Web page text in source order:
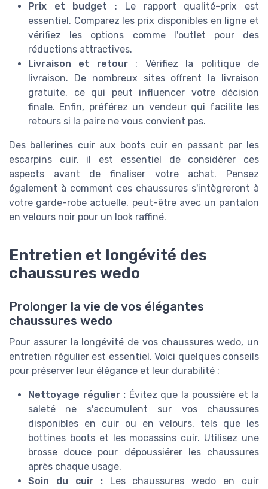
Prix et budget : Le rapport qualité-prix est
essentiel. Comparez les prix disponibles en ligne et
vérifiez les options comme l'outlet pour des
réductions attractives.
Livraison et retour: Vérifiez la politique de
livraison. De nombreux sites offrent la livraison
gratuite, ce qui peut influencer votre décision
finale. Enfin, préférez un vendeur qui facilite les
retours si la paire ne vous convient pas.
Des ballerines cuir aux boots cuir en passant par les
escarpins cuir, il est essentiel de considérer ces
aspects avant de finaliser votre achat. Pensez
également à comment ces chaussures s'intègreront à
votre garde-robe actuelle, peut-être avec un pantalon
en velours noir pour un look raffiné.
Entretien et longévité des
chaussures wedo
Prolonger la vie de vos élégantes
chaussures wedo
Pour assurer la longévité de vos chaussures wedo, un
entretien régulier est essentiel. Voici quelques conseils
pour préserver leur élégance et leur durabilité :
Nettoyage régulier : Évitez que la poussière et la
saleté ne s'accumulent sur vos chaussures
disponibles en cuir ou en velours, tels que les
bottines boots et les mocassins cuir. Utilisez une
brosse douce pour dépoussiérer les chaussures
après chaque usage.
Soin du cuir :Les chaussures wedo en cuir